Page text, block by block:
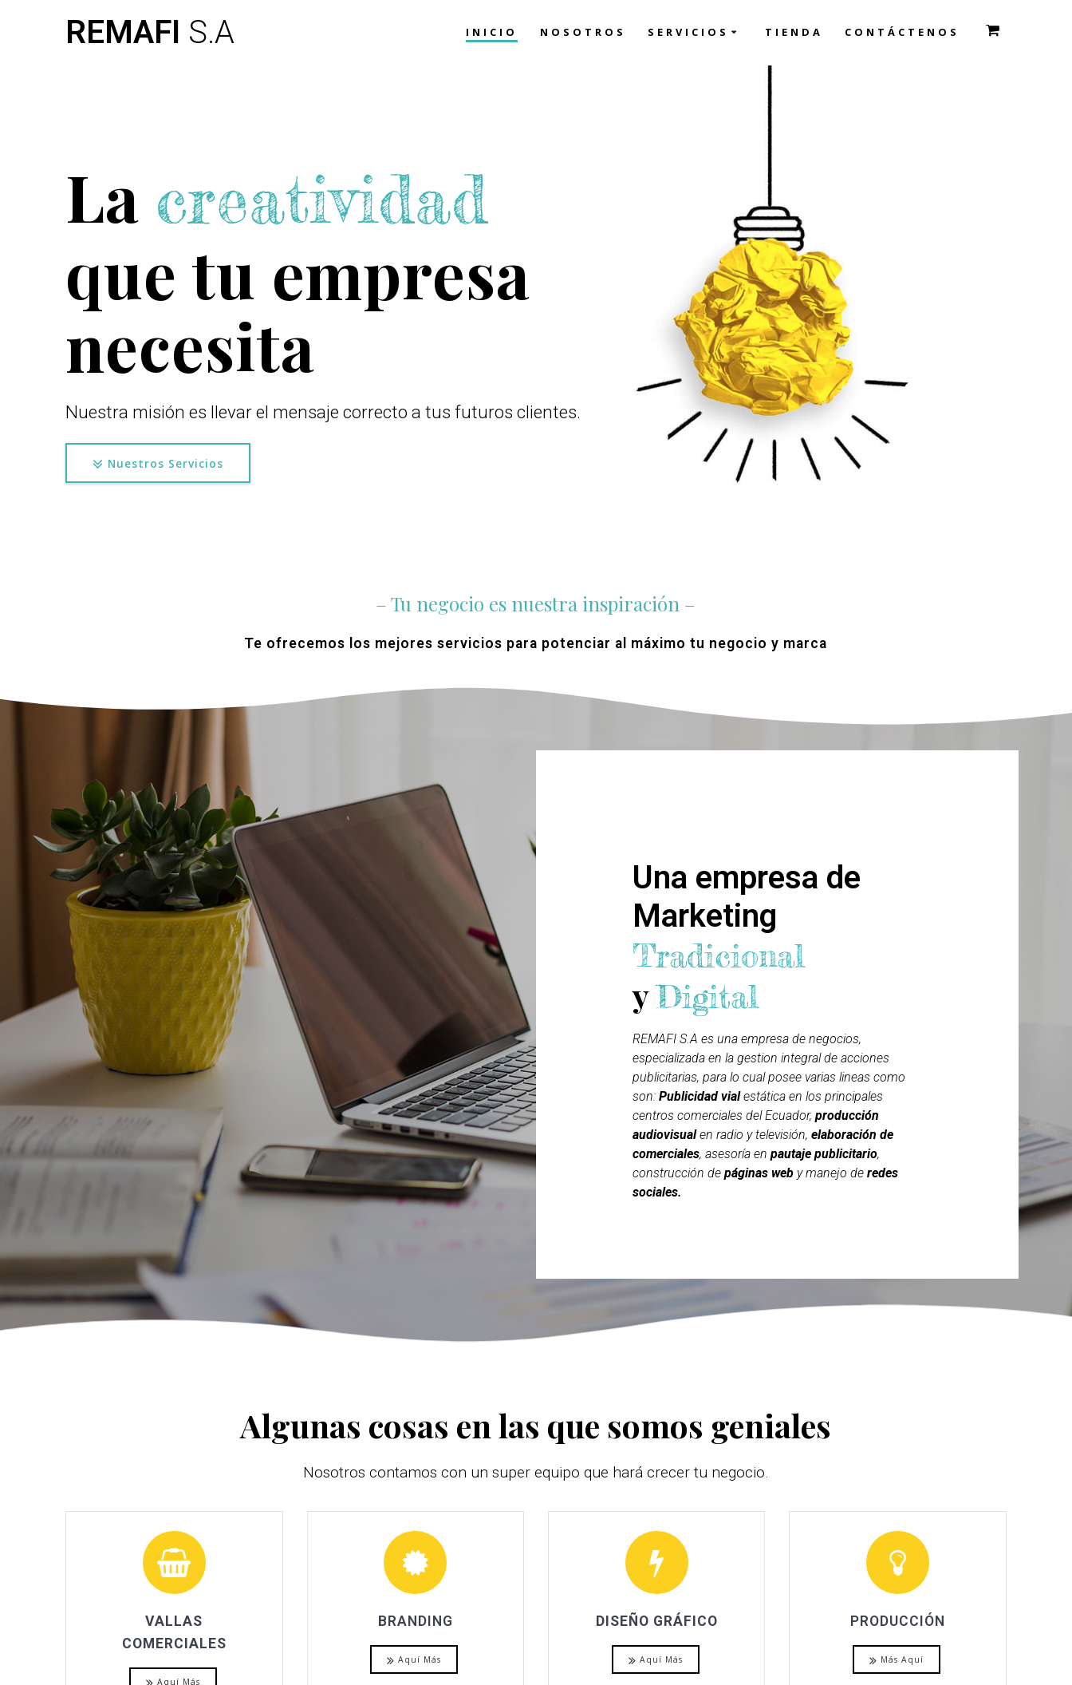
REMAFI S.A INICIO NOSOTROS SERVICIOS TIENDA CONTÁCTENOS
La creatividad
que tu empresa
necesita
Nuestra misión es llevar el mensaje correcto a tus futuros clientes.
Nuestros Servicios
– Tu negocio es nuestra inspiración –
Te ofrecemos los mejores servicios para potenciar al máximo tu negocio y marca
Una empresa de
Marketing
Tradicional
yDigital
REMAFI S.A es una empresa de negocios,
especializada en la gestion integral de acciones
publicitarias, para lo cual posee varias lineas como
son: Publicidad vialestática en los principales
centros comerciales del Ecuador, producción
audiovisualen radio y televisión, elaboración de
comerciales, asesoría en pautaje publicitario,
construcción de páginas weby manejo de redes
sociales.
Algunas cosas en las que somos geniales
Nosotros contamos con un super equipo que hará crecer tu negocio.
VALLAS
COMERCIALES
Aquí Más
BRANDING
Aquí Más
DISEÑO GRÁFICO
Aquí Más
PRODUCCIÓN
Más Aquí